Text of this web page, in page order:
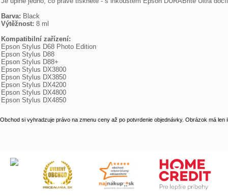
Barva:
Výtěžnost: 8 ml
Kompatibilní zařízení:
Epson Stylus D68 Photo Edition
Epson Stylus D88
Epson Stylus D88+
Epson Stylus DX3800
Epson Stylus DX3850
Epson Stylus DX4200
Epson Stylus DX4800
Epson Stylus DX4850
Obchod si vyhradzuje právo na zmenu ceny až po potvrdenie objednávky. Obrázok má len